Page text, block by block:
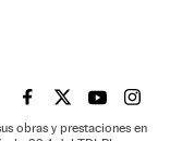
EL PAÍS BRASIL EN
EL PAÍSEL PAÍS
EL
obras y prestaciones en